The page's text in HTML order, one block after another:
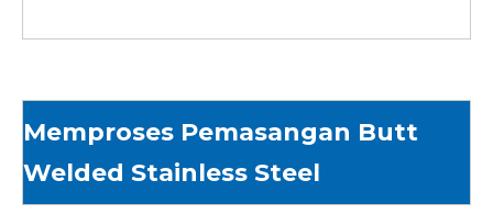
Memproses Pemasangan Butt
Welded Stainless Steel